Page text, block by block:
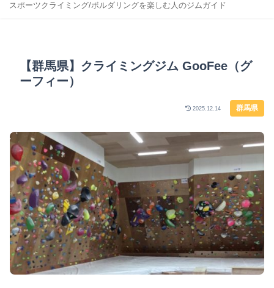
スポーツクライミング/ボルダリングを楽しむ人のジムガイド
【群馬県】クライミングジム GooFee（グ
ーフィー）
2025.12.14 群馬県